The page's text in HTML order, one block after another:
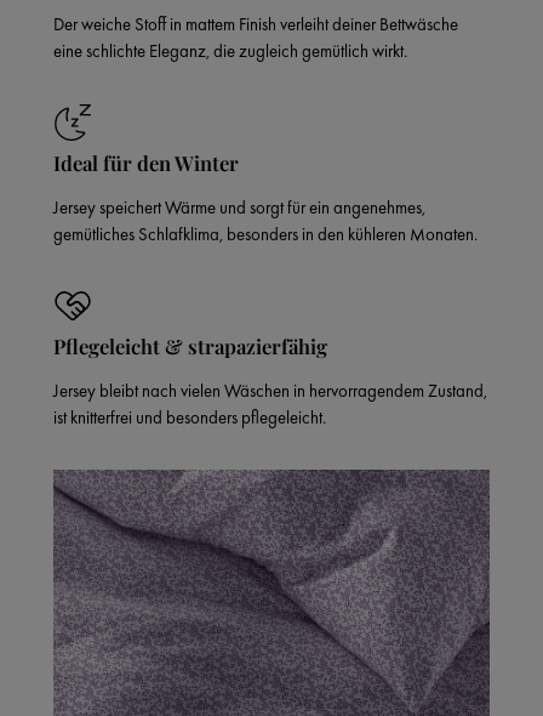
Der weiche Stoff in mattem Finish verleiht deiner Bettwäsche
eine schlichte Eleganz, die zugleich gemütlich wirkt.
Ideal für den Winter
Jersey speichert Wärme und sorgt für ein angenehmes,
gemütliches Schlafklima, besonders in den kühleren Monaten.
Pflegeleicht & strapazierfähig
Jersey bleibt nach vielen Wäschen in hervorragendem Zustand,
ist knitterfrei und besonders pflegeleicht.